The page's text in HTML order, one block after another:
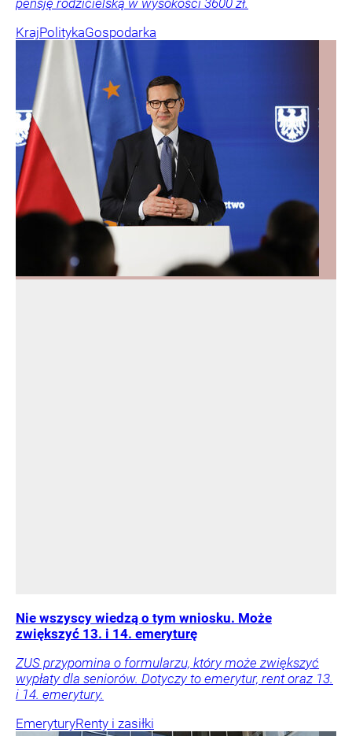
KrajPolitykaGospodarka
Nie wszyscy wiedzą o tym wniosku. Może
zwiększyć 13. i 14. emeryturę
ZUS przypomina o formularzu, który może zwiększyć
wypłaty dla seniorów. Dotyczy to emerytur, rent oraz 13.
i 14. emerytury.
EmeryturyRenty i zasiłki